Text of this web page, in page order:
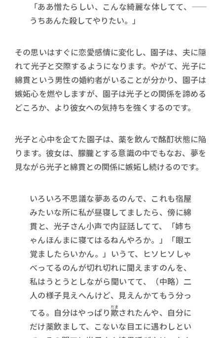
「ああ憎たらしい、こんな綺麗な体してて、――
うちあんた殺してやりたい。」
その思いはすぐに恋愛感情に変化し、園子は、夫に隠
れて光子と交際するようになります。やがて、光子に
綿貫という男性の婚約者がいることが分かり、園子は
嫉妬心を燃やしますが、園子は光子との関係を諦める
どころか、より彼女への気持ちを強くするのです。
光子と心中を企てた園子は、薬を飲んで酩酊状態に陥
ります。彼女は、朦朧とする意識の中でもなお、夢を
見ながら光子と綿貫との関係に嫉妬し続けるのです。
いろいろ不思議な夢あるのんで、これも宿屋
みたいな所に私が昼寝してましたら、傍に綿
貫と、光子さん小声で内証話してて、「姉ち
ゃんほんまに寝てはるねんやろか。」「眼エ
覚ましたらいかん。」いうて、ヒソヒソしゃ
べってるのんが切れ切れに聞えますのんを、
私はうとうとしながら聞いてて、（中略）二
人の様子見えへんけど、見えんかてもう分っ
てる。自分はやっぱり欺
だま されたんや、自分に
だけ薬飲まして、こないな目エに遇わしとい